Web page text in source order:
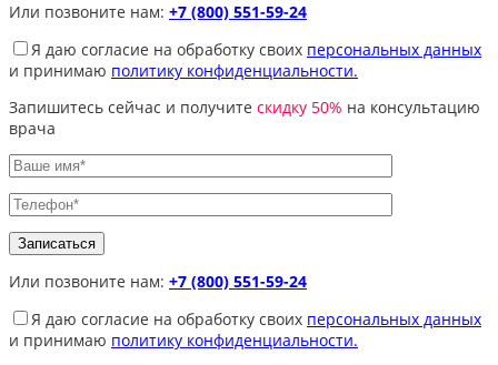
Или позвоните нам: +7 (800) 551-59-24
Я даю согласие на обработку своих персональных данных
и принимаю политику конфиденциальности.
Запишитесь сейчас и получите скидку 50% на консультацию
врача
Или позвоните нам: +7 (800) 551-59-24
Я даю согласие на обработку своих персональных данных
и принимаю политику конфиденциальности.